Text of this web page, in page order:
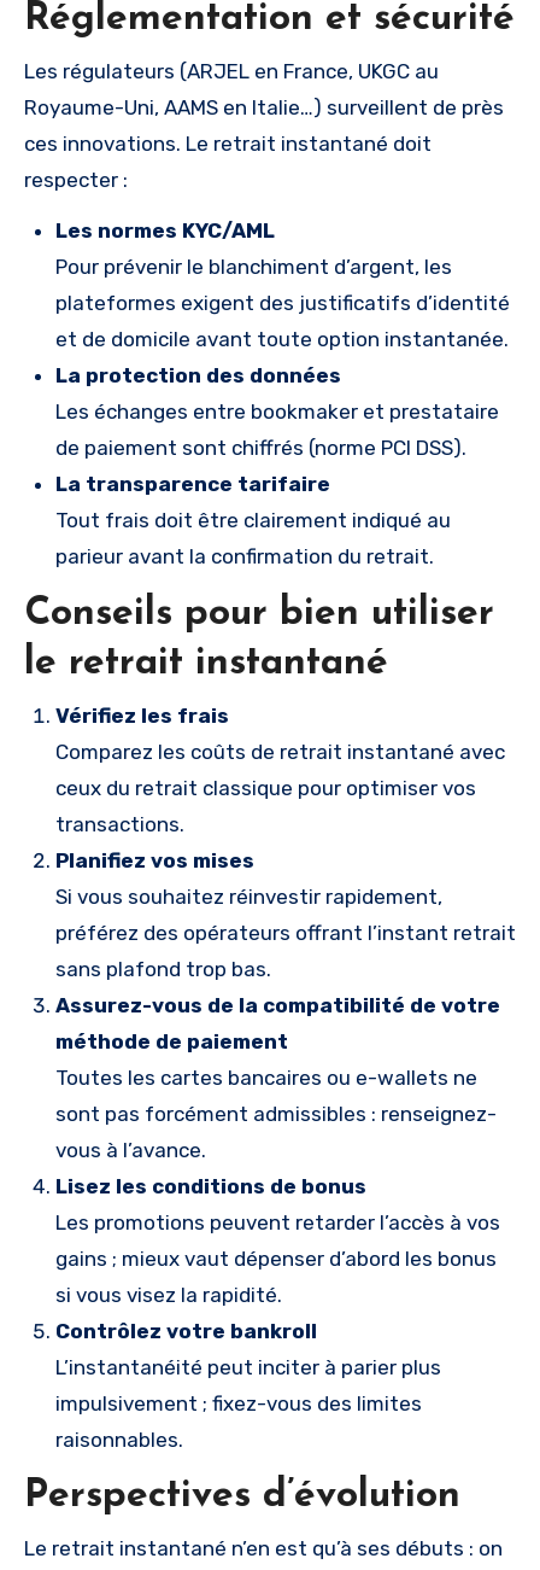
Réglementation et sécurité
Les régulateurs (ARJEL en France, UKGC au
Royaume-Uni, AAMS en Italie…) surveillent de près
ces innovations. Le retrait instantané doit
respecter :
Les normes KYC/AML
Pour prévenir le blanchiment d’argent, les
plateformes exigent des justificatifs d’identité
et de domicile avant toute option instantanée.
La protection des données
Les échanges entre bookmaker et prestataire
de paiement sont chiffrés (norme PCI DSS).
La transparence tarifaire
Tout frais doit être clairement indiqué au
parieur avant la confirmation du retrait.
Conseils pour bien utiliser
le retrait instantané
Vérifiez les frais
Comparez les coûts de retrait instantané avec
ceux du retrait classique pour optimiser vos
transactions.
Planifiez vos mises
Si vous souhaitez réinvestir rapidement,
préférez des opérateurs offrant l’instant retrait
sans plafond trop bas.
Assurez-vous de la compatibilité de votre
méthode de paiement
Toutes les cartes bancaires ou e-wallets ne
sont pas forcément admissibles : renseignez-
vous à l’avance.
Lisez les conditions de bonus
Les promotions peuvent retarder l’accès à vos
gains ; mieux vaut dépenser d’abord les bonus
si vous visez la rapidité.
Contrôlez votre bankroll
L’instantanéité peut inciter à parier plus
impulsivement ; fixez-vous des limites
raisonnables.
Perspectives d’évolution
Le retrait instantané n’en est qu’à ses débuts : on